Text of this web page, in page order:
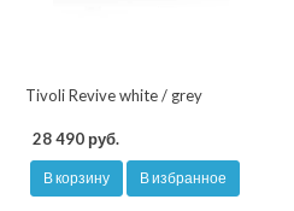
Tivoli Revive white / grey
28 490 руб.
В корзину В избранное